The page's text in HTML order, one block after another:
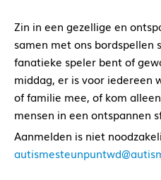
Zin in een gezellige en
samen met ons bordspellen
fanatieke speler bent of
middag, er is voor iedereen
of familie mee, of kom
mensen in een ontspannen
Aanmelden is niet